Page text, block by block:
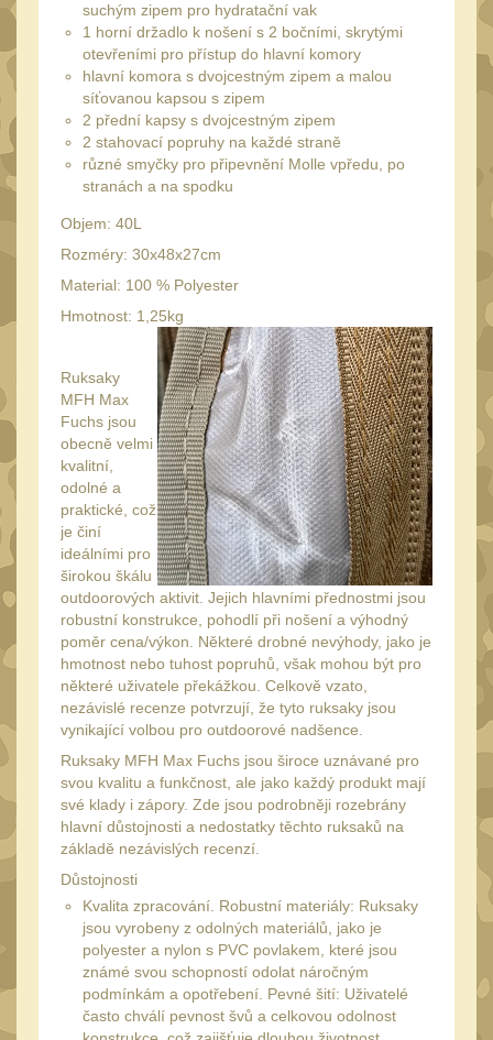
Taktická pera 4
Láhve
Lékárničky 17
Na přežití 26
Ostatní
MONTÁŽE PRO OPTIKU
Adaptéry a risery40
Boční montáže11
Montáže pro optiku179
1" Picatinny 45
1" Dovetail13
30mm Picatinny47
30mm Dovetail14
34mm31
Montáže pre kolimátory
Ostatní
Montáže na hlaveň3
Montáže pro svítilny18
Předpažbí
Pre AK11
Pre M4/AR1529
Ostatní 14
Pažby 51
Raily, lišty, krytky
Přední rukojeti50
suchým zipem pro hydratační vak
1 horní držadlo k nošení s 2 bočními, skrytými
otevřeními pro přístup do hlavní komory
hlavní komora s dvojcestným zipem a malou
síťovanou kapsou s zipem
2 přední kapsy s dvojcestným zipem
2 stahovací popruhy na každé straně
různé smyčky pro připevnění Molle vpředu, po
stranách a na spodku
Objem: 40L
Rozméry: 30x48x27cm
Material: 100 % Polyester
Hmotnost: 1,25kg
Ruksaky
MFH Max
Fuchs jsou
obecně velmi
kvalitní,
odolné a
praktické, což
je činí
ideálními pro
širokou škálu
outdoorových aktivit. Jejich hlavními přednostmi jsou
robustní konstrukce, pohodlí při nošení a výhodný
poměr cena/výkon. Některé drobné nevýhody, jako je
hmotnost nebo tuhost popruhů, však mohou být pro
některé uživatele překážkou. Celkově vzato,
nezávislé recenze potvrzují, že tyto ruksaky jsou
vynikající volbou pro outdoorové nadšence.
Ruksaky MFH Max Fuchs jsou široce uznávané pro
svou kvalitu a funkčnost, ale jako každý produkt mají
své klady i zápory. Zde jsou podrobněji rozebrány
hlavní důstojnosti a nedostatky těchto ruksaků na
základě nezávislých recenzí.
Důstojnosti
Kvalita zpracování. Robustní materiály: Ruksaky
jsou vyrobeny z odolných materiálů, jako je
polyester a nylon s PVC povlakem, které jsou
známé svou schopností odolat náročným
podmínkám a opotřebení. Pevné šití: Uživatelé
často chválí pevnost švů a celkovou odolnost